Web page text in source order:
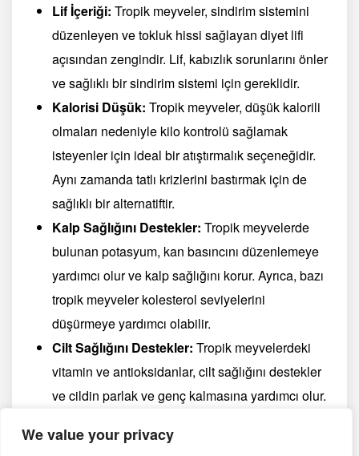
We value your privacy
Lif İçeriği: Tropik meyveler, sindirim sistemini
düzenleyen ve tokluk hissi sağlayan diyet lifi
açısından zengindir. Lif, kabızlık sorunlarını önler
ve sağlıklı bir sindirim sistemi için gereklidir.
Kalorisi Düşük: Tropik meyveler, düşük kalorili
olmaları nedeniyle kilo kontrolü sağlamak
isteyenler için ideal bir atıştırmalık seçeneğidir.
Aynı zamanda tatlı krizlerini bastırmak için de
sağlıklı bir alternatiftir.
Kalp Sağlığını Destekler: Tropik meyvelerde
bulunan potasyum, kan basıncını düzenlemeye
yardımcı olur ve kalp sağlığını korur. Ayrıca, bazı
tropik meyveler kolesterol seviyelerini
düşürmeye yardımcı olabilir.
Cilt Sağlığını Destekler: Tropik meyvelerdeki
vitamin ve antioksidanlar, cilt sağlığını destekler
ve cildin parlak ve genç kalmasına yardımcı olur.
Tropik Meyvelerle